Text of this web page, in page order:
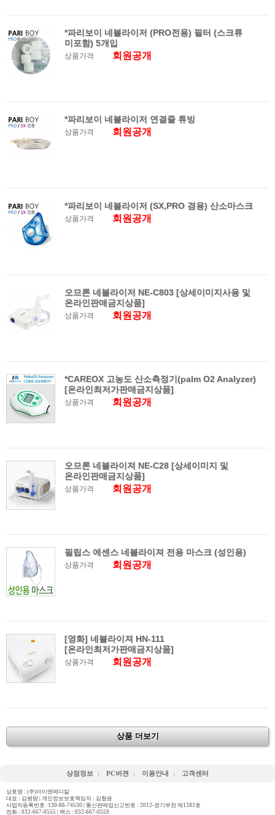
*파리보이 네블라이저 (PRO전용) 필터 (스크류
미포함) 5개입
상품가격 회원공개
*파리보이 네블라이저 연결줄 튜빙
상품가격 회원공개
*파리보이 네블라이저 (SX,PRO 겸용) 산소마스크
상품가격 회원공개
오므론 네블라이저 NE-C803 [상세이미지사용 및
온라인판매금지상품]
상품가격 회원공개
*CAREOX 고농도 산소측정기(palm O2 Analyzer)
[온라인최저가판매금지상품]
상품가격 회원공개
오므론 네블라이져 NE-C28 [상세이미지 및
온라인판매금지상품]
상품가격 회원공개
필립스 에센스 네블라이져 전용 마스크 (성인용)
상품가격 회원공개
[영화] 네블라이져 HN-111
[온라인최저가판매금지상품]
상품가격 회원공개
상품 더보기
상점정보 PC버젼 이용안내 고객센터
상호명 : (주)아이엔메디칼
대표 : 김병량 | 개인정보보호책임자 : 김형윤
사업자등록번호 :130-86-74530 | 통신판매업신고번호 : 2012-경기부천 제1283호
전화 : 032-667-0555 | 팩스 : 032-667-0559